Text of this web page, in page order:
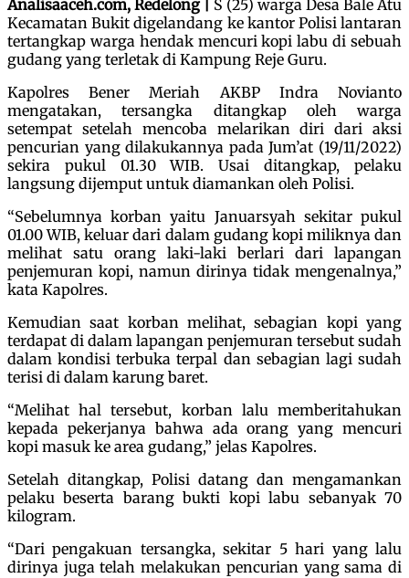
Analisaaceh.com, Redelong |
S (25) warga Desa Bale Atu
Kecamatan Bukit digelandang ke kantor Polisi lantaran
tertangkap warga hendak mencuri kopi labu di sebuah
gudang yang terletak di Kampung Reje Guru.
Kapolres Bener Meriah AKBP Indra Novianto
mengatakan, tersangka ditangkap oleh warga
setempat setelah mencoba melarikan diri dari aksi
pencurian yang dilakukannya pada Jum’at (19/11/2022)
sekira pukul 01.30 WIB. Usai ditangkap, pelaku
langsung dijemput untuk diamankan oleh Polisi.
“Sebelumnya korban yaitu Januarsyah sekitar pukul
01.00 WIB, keluar dari dalam gudang kopi miliknya dan
melihat satu orang laki-laki berlari dari lapangan
penjemuran kopi, namun dirinya tidak mengenalnya,”
kata Kapolres.
Kemudian saat korban melihat, sebagian kopi yang
terdapat di dalam lapangan penjemuran tersebut sudah
dalam kondisi terbuka terpal dan sebagian lagi sudah
terisi di dalam karung baret.
“Melihat hal tersebut, korban lalu memberitahukan
kepada pekerjanya bahwa ada orang yang mencuri
kopi masuk ke area gudang,” jelas Kapolres.
Setelah ditangkap, Polisi datang dan mengamankan
pelaku beserta barang bukti kopi labu sebanyak 70
kilogram.
“Dari pengakuan tersangka, sekitar 5 hari yang lalu
dirinya juga telah melakukan pencurian yang sama di